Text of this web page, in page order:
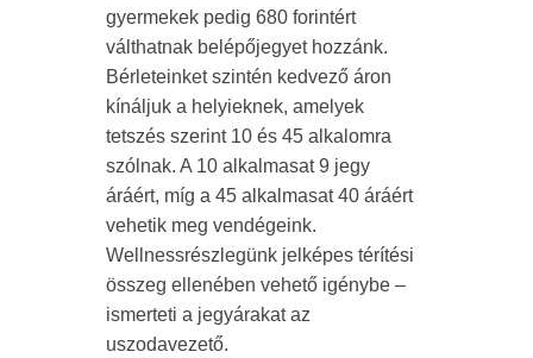
gyermekek pedig 680 forintért
válthatnak belépőjegyet hozzánk.
Bérleteinket szintén kedvező áron
kínáljuk a helyieknek, amelyek
tetszés szerint 10 és 45 alkalomra
szólnak. A 10 alkalmasat 9 jegy
áráért, míg a 45 alkalmasat 40 áráért
vehetik meg vendégeink.
Wellnessrészlegünk jelképes térítési
összeg ellenében vehető igénybe –
ismerteti a jegyárakat az
uszodavezető.